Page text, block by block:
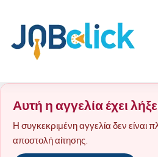
Αυτή η αγγελία έχει
Η συγκεκριμένη αγγελία δεν είναι
αποστολή αίτησης.